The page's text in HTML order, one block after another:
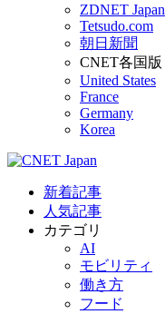
ZDNET Japan
Tetsudo.com
朝日新聞
CNET各国版
United States
France
Germany
Korea
新着記事
人気記事
カテゴリ
AI
モビリティ
働き方
フード